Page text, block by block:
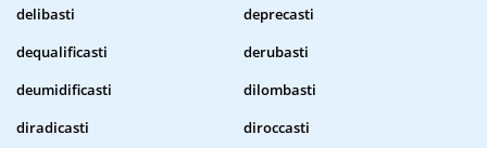
delibasti
deprecasti
dequalificasti
derubasti
deumidificasti
dilombasti
diradicasti
diroccasti